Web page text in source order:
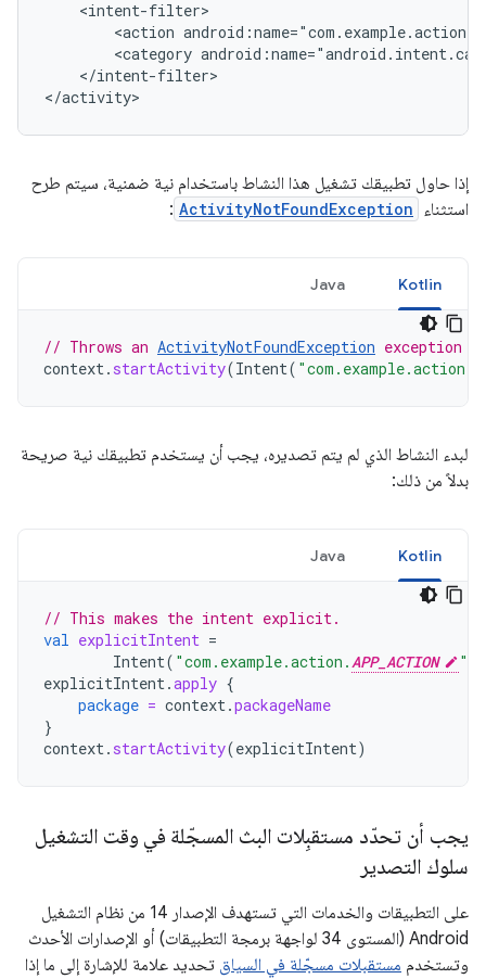
<action android:name="com.example.action.
<category
</intent-filter>
إذا حاول تطبيقك تشغيل هذا النشاط باستخدام نية ضمنية، سيتم طرح
استثناء ActivityNotFoundException
:
Kotlin
Java
// Throws an ActivityNotFoundException exception
context. startActivity(Intent( "com.example.action.
لبدء النشاط الذي لم يتم تصديره، يجب أن يستخدم تطبيقك نية صريحة
بدلاً من ذلك:
Kotlin
Java
// This makes the intent explicit.
val explicitIntent =
Intent( "com.example.action.APP_ACTION "
explicitIntent.apply {
package = context.packageName
}
context. startActivity(explicitIntent)
يجب أن تحدّد مستقبِلات البث المسجّلة في وقت التشغيل
سلوك التصدير
على التطبيقات والخدمات التي تستهدف الإصدار 14 من نظام التشغيل
Android (المستوى 34 لواجهة برمجة التطبيقات) أو الإصدارات الأحدث
وتستخدم مستقبلات مسجّلة في السياق تحديد علامة للإشارة إلى ما إذا